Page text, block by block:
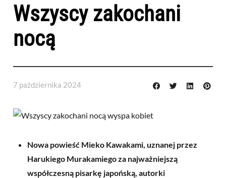
Wszyscy zakochani
nocą
7 października 2024
Nowa powieść Mieko Kawakami, uznanej przez
Harukiego Murakamiego za najważniejszą
współczesną pisarkę japońską, autorki